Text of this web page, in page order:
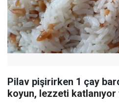
Pilav pişirirken 1 çay
koyun, lezzeti